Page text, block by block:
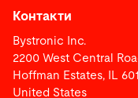
Контакти
Bystronic Inc.
2200 West Central
Hoffman Estates, IL
United States